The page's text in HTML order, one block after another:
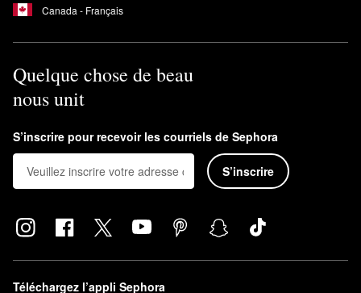
Canada - Français
Quelque chose de beau
nous unit
S’inscrire pour recevoir les courriels de Sephora
S’inscrire
Téléchargez l’appli Sephora